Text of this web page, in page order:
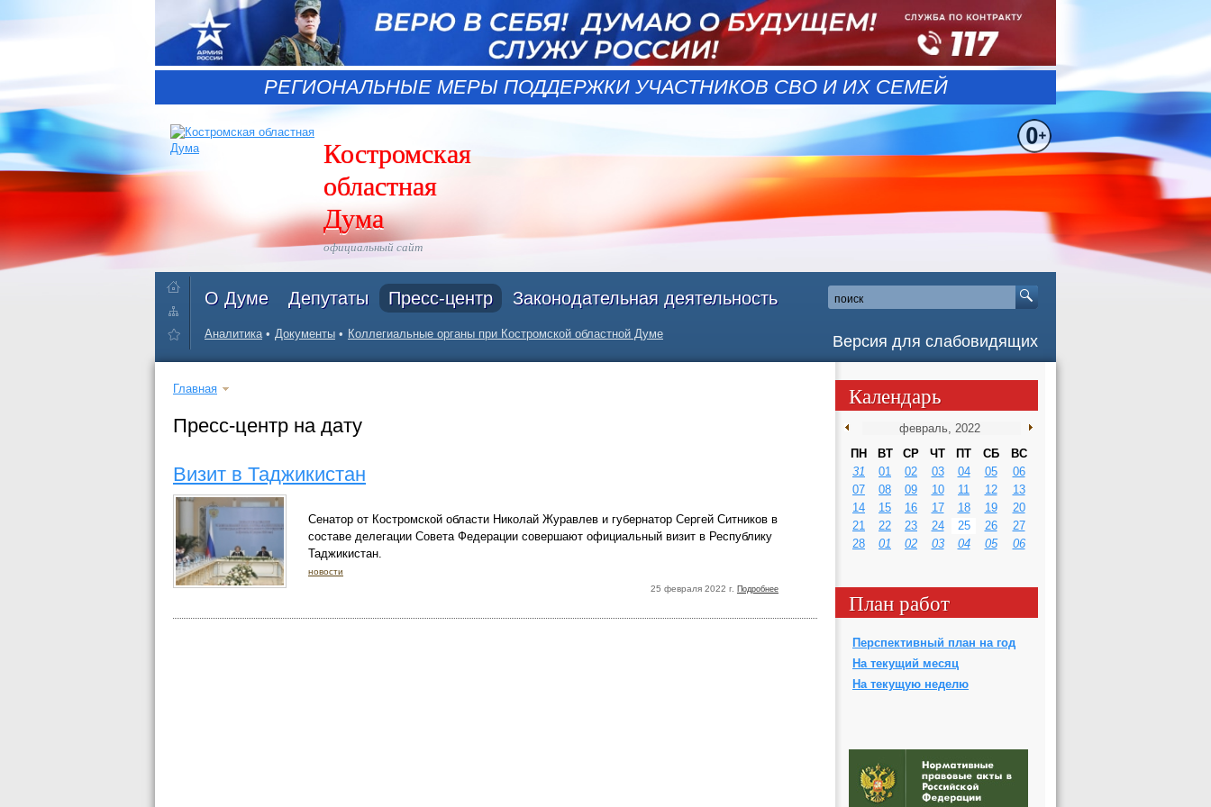
РЕГИОНАЛЬНЫЕ МЕРЫ ПОДДЕРЖКИ УЧАСТНИКОВ СВО И ИХ СЕМЕЙ
Костромская
областная
Дума
официальный сайт
Версия для слабовидящих
О Думе Депутаты Пресс-центр Законодательная деятельность
Аналитика Документы Коллегиальные органы при Костромской областной Думе
Главная
Пресс-центр на дату
Визит в Таджикистан
Сенатор от Костромской области Николай Журавлев и губернатор Сергей Ситников в
составе делегации Совета Федерации совершают официальный визит в Республику
Таджикистан.
новости
25 февраля 2022 г. Подробнее
Календарь
ПН ВТ СР ЧТ ПТ СБ
ВС
31
01 02 03 04 05
06
07
08 09 10 11 12
13
14
15 16 17 18 19
20
21
22 23 24 25 26
27
28
01 02 03 04 05 06
План работ
Перспективный план на год
На текущий месяц
На текущую неделю